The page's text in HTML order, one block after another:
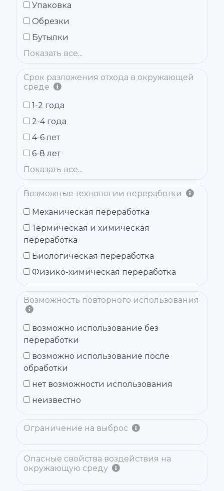
Упаковка
Обрезки
Бутылки
Показать все...
Срок разложения отхода в окружающей
среде
1-2 года
2-4 года
4-6 лет
6-8 лет
Показать все...
Возможные технологии переработки
Механическая переработка
Термическая и химическая
переработка
Биологическая переработка
Физико-химическая переработка
Возможность повторного использования
возможно использование без
переработки
возможно использование после
обработки
нет возможности использования
неизвестно
Ограничение на выброс
Опасные свойства воздействия на
окружающую среду